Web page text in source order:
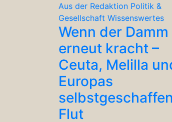
Aus der Redaktion Politik &
Gesellschaft Wissenswertes
Wenn der Damm
erneut kracht –
Ceuta, Melilla
Europas
Flut